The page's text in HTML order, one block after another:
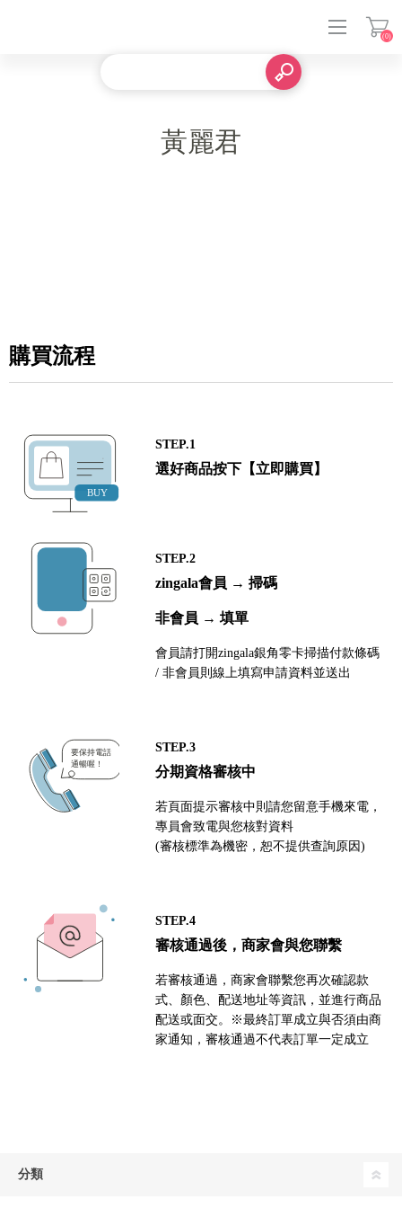
(0)
黃麗君
購買流程
STEP.1
選好商品按下【立即購買】
STEP.2
zingala會員 → 掃碼
非會員 → 填單
會員請打開zingala銀角零卡掃描付款條碼
/ 非會員則線上填寫申請資料並送出
STEP.3
分期資格審核中
若頁面提示審核中則請您留意手機來電，
專員會致電與您核對資料
(審核標準為機密，恕不提供查詢原因)
STEP.4
審核通過後，商家會與您聯繫
若審核通過，商家會聯繫您再次確認款
式、顏色、配送地址等資訊，並進行商品
配送或面交。※最終訂單成立與否須由商
家通知，審核通過不代表訂單一定成立
分類